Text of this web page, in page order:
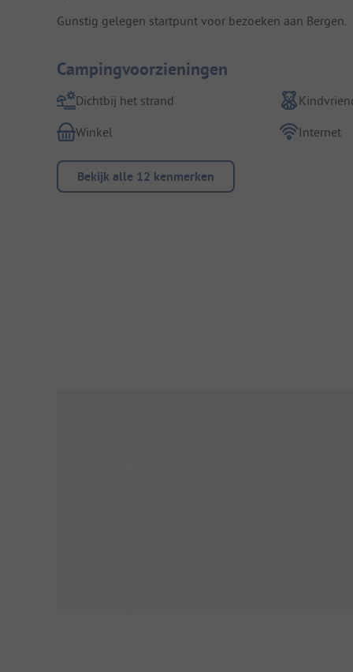
Gunstig gelegen startpunt voor bezoeken aan Bergen.
Campingvoorzieningen
Dichtbij het strand
Winkel
Internet
Bekijk alle 12 kenmerken